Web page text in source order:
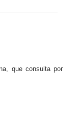
que consulta por